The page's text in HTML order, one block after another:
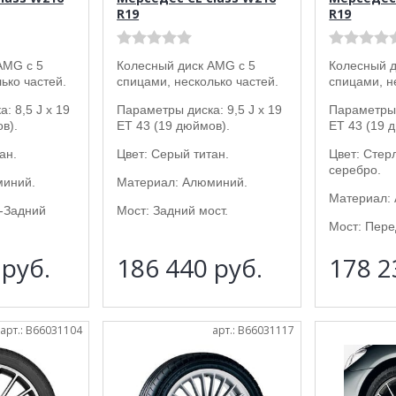
с 5
частей.
8,5 J x 19
руб.
R19
Колесный диск AMG с 5
спицами, несколько частей.
Параметры диска: 9,5 J x 19
ET 43 (19 дюймов).
Цвет: Серый титан.
Материал: Алюминий.
Мост: Задний мост.
186 440 руб.
R19
Колесный
спицами,
ET 43 (19
Цвет:
серебро.
Мост:
178
арт.: B66031104 арт.: B66031117